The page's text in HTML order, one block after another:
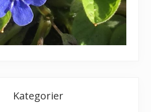
Kategorier